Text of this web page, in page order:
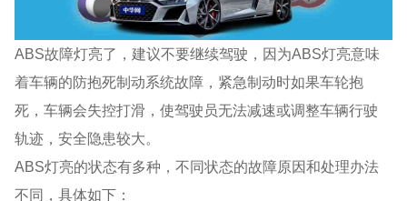
ABS故障灯亮了，建议不要继续驾驶，因为ABS灯亮意味
着车辆的防抱死制动系统故障，紧急制动时如果车轮抱
死，车辆会失控打滑，使驾驶员无法减速或调整车辆行驶
轨迹，安全隐患较大。
ABS灯亮的状态有多种，不同状态的故障原因和处理办法
不同，具体如下：